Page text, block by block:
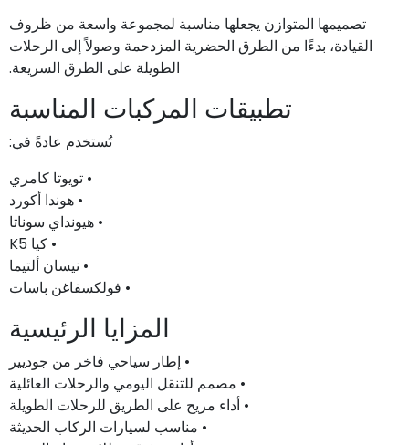
تصميمها المتوازن يجعلها مناسبة لمجموعة واسعة من ظروف
القيادة، بدءًا من الطرق الحضرية المزدحمة وصولاً إلى الرحلات
الطويلة على الطرق السريعة.
تطبيقات المركبات المناسبة
تُستخدم عادةً في:
• تويوتا كامري
• هوندا أكورد
• هيونداي سوناتا
• كيا K5
• نيسان ألتيما
• فولكسفاغن باسات
المزايا الرئيسية
• إطار سياحي فاخر من جوديير
• مصمم للتنقل اليومي والرحلات العائلية
• أداء مريح على الطريق للرحلات الطويلة
• مناسب لسيارات الركاب الحديثة